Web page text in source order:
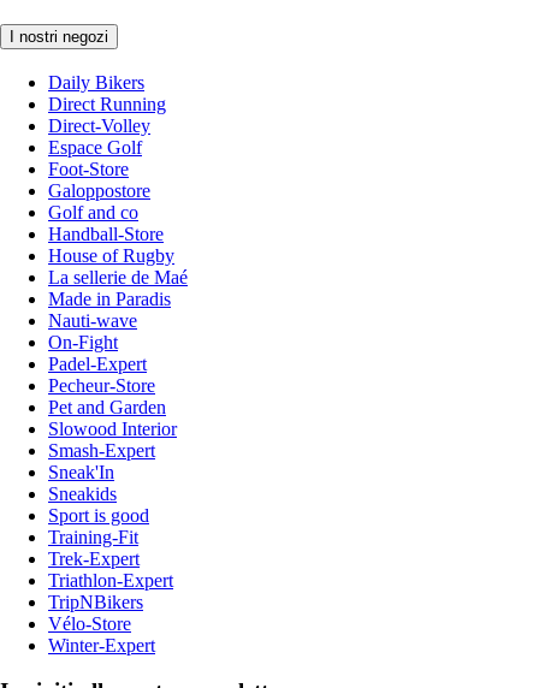
I nostri negozi
Daily Bikers
Direct Running
Direct-Volley
Espace Golf
Foot-Store
Galoppostore
Golf and co
Handball-Store
House of Rugby
La sellerie de Maé
Made in Paradis
Nauti-wave
On-Fight
Padel-Expert
Pecheur-Store
Pet and Garden
Slowood Interior
Smash-Expert
Sneak'In
Sneakids
Sport is good
Training-Fit
Trek-Expert
Triathlon-Expert
TripNBikers
Vélo-Store
Winter-Expert